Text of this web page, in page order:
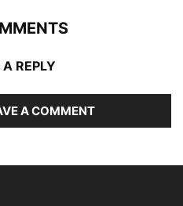
REPLY
A COMMENT